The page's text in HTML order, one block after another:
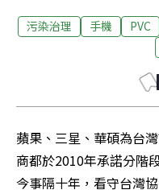
污染治理 手機 PVC
蘋果、三星、華碩為台
商都於2010年承諾分階
今事隔十年，看守台灣